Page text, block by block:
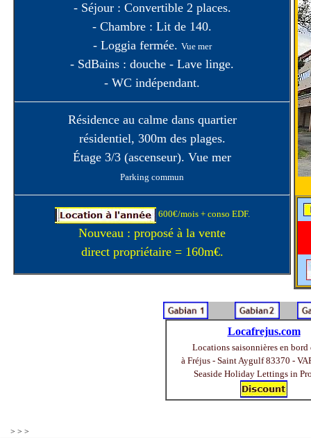
- Séjour : Convertible 2 places.
- Chambre : Lit de 140.
- Loggia fermée. Vue mer
- SdBains : douche - Lave linge.
- WC indépendant.
Résidence au calme dans quartier
résidentiel, 300m des plages.
Étage 3/3 (ascenseur). Vue mer
Parking commun
600€/mois + conso EDF.
Nouveau : proposé à la vente
direct propriétaire = 160m€.
Locafrejus.com
Locations saisonnières en bord
à Fréjus - Saint Aygulf 83370 -
Seaside Holiday Lettings in
> > >